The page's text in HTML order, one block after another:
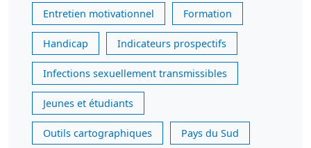
Entretien motivationnel Formation
Handicap Indicateurs prospectifs
Infections sexuellement transmissibles
Jeunes et étudiants
Outils cartographiques Pays du Sud